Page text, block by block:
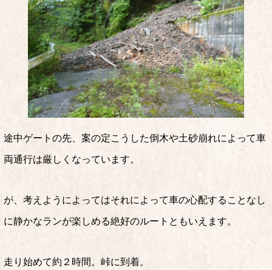
途中ゲートの先、案の定こうした倒木や土砂崩れによって車
両通行は厳しくなっています。
が、考えようによってはそれによって車の心配することなし
に静かなランが楽しめる絶好のルートともいえます。
走り始めて約２時間。峠に到着。